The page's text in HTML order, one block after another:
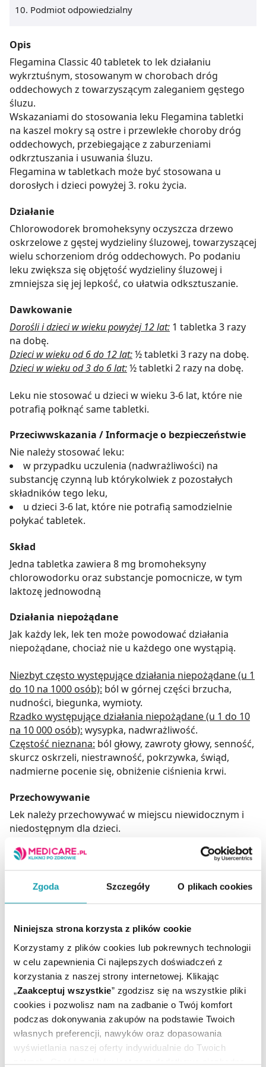
Zgoda Szczegóły O plikach cookies
Niniejsza strona korzysta z plików cookie
Korzystamy z plików cookies lub pokrewnych technologii
w celu zapewnienia Ci najlepszych doświadczeń z
korzystania z naszej strony internetowej. Klikając
„Zaakceptuj wszystkie” zgodzisz się na wszystkie pliki
cookies i pozwolisz nam na zadbanie o Twój komfort
podczas dokonywania zakupów na podstawie Twoich
własnych preferencji, nawyków oraz dopasowania
wyświetlania naszej oferty indywidualnie do Twoich
potrzeb. Część z plików jest nam dodatkowo niezbędna
Podmiot odpowiedzialny
Opis
Flegamina Classic 40 tabletek to lek działaniu
wykrztuśnym, stosowanym w chorobach dróg
oddechowych z towarzyszącym zaleganiem gęstego
śluzu.
Wskazaniami do stosowania leku Flegamina tabletki
na kaszel mokry są ostre i przewlekłe choroby dróg
oddechowych, przebiegające z zaburzeniami
odkrztuszania i usuwania śluzu.
Flegamina w tabletkach może być stosowana u
dorosłych i dzieci powyżej 3. roku życia.
Działanie
Chlorowodorek bromoheksyny oczyszcza drzewo
oskrzelowe z gęstej wydzieliny śluzowej, towarzyszącej
wielu schorzeniom dróg oddechowych. Po podaniu
leku zwiększa się objętość wydzieliny śluzowej i
zmniejsza się jej lepkość, co ułatwia odksztuszanie.
Dawkowanie
Dorośli i dzieci w wieku powyżej 12 lat: 1 tabletka 3 razy
na dobę.
Dzieci w wieku od 6 do 12 lat:½ tabletki 3 razy na dobę.
Dzieci w wieku od 3 do 6 lat:½ tabletki 2 razy na dobę.
Leku nie stosować u dzieci w wieku 3-6 lat, które nie
potrafią połknąć same tabletki.
Przeciwwskazania / Informacje o bezpieczeństwie
Nie należy stosować leku:
w przypadku uczulenia (nadwrażliwości) na
substancję czynną lub którykolwiek z pozostałych
składników tego leku,
u dzieci 3-6 lat, które nie potrafią samodzielnie
połykać tabletek.
Skład
Jedna tabletka zawiera 8 mg bromoheksyny
chlorowodorku oraz substancje pomocnicze, w tym
laktozę jednowodną
Działania niepożądane
Jak każdy lek, lek ten może powodować działania
niepożądane, chociaż nie u każdego one wystąpią.
Niezbyt często występujące działania niepożądane (u 1
do 10 na 1000 osób): ból w górnej części brzucha,
nudności, biegunka, wymioty.
Rzadko występujące działania niepożądane (u 1 do 10
na 10 000 osób): wysypka, nadwrażliwość.
Częstość nieznana: ból głowy, zawroty głowy, senność,
skurcz oskrzeli, niestrawność, pokrzywka, świąd,
nadmierne pocenie się, obniżenie ciśnienia krwi.
Przechowywanie
Lek należy przechowywać w miejscu niewidocznym i
niedostępnym dla dzieci.
suchym miejscu.
Ostrzeżenia
terminu ważności.
Adres producenta
Wytwórca
Teva Operations Poland Sp. z o.o.,
ul. Mogilska 80,
31-546 Kraków
Podmiot odpowiedzialny
Teva Pharmaceuticals Polska Sp. z o.o.